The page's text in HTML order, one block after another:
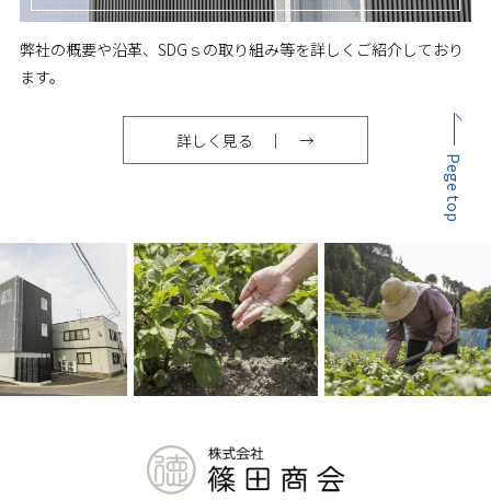
弊社の概要や沿革、SDGｓの取り組み等を詳しくご紹介しており
ます。
詳しく見る
Pege top